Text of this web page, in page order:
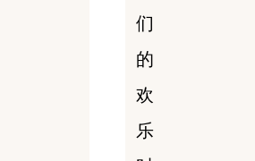
们
的
欢
乐